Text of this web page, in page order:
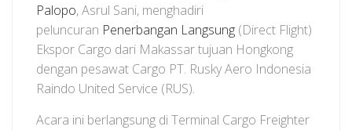
Palopo, Asrul Sani, menghadiri
peluncuran Penerbangan Langsung (Direct Flight)
Ekspor Cargo dari Makassar tujuan Hongkong
dengan pesawat Cargo PT. Rusky Aero Indonesia
Raindo United Service (RUS).
Acara ini berlangsung di Terminal Cargo Freighter